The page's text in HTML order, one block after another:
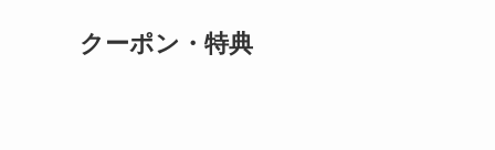
クーポン・特典